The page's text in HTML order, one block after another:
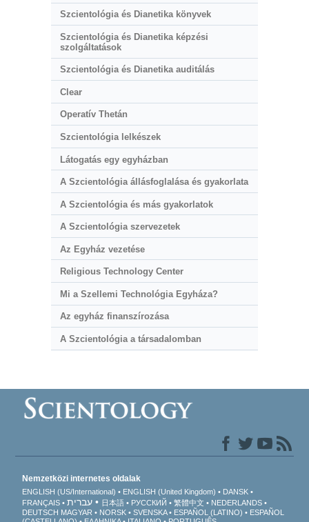
Szcientológia és Dianetika könyvek
Szcientológia és Dianetika képzési
szolgáltatások
Szcientológia és Dianetika auditálás
Clear
Operatív Thetán
Szcientológia lelkészek
Látogatás egy egyházban
A Szcientológia állásfoglalása és gyakorlata
A Szcientológia és más gyakorlatok
A Szcientológia szervezetek
Az Egyház vezetése
Religious Technology Center
Mi a Szellemi Technológia Egyháza?
Az egyház finanszírozása
A Szcientológia a társadalomban
Nemzetközi internetes oldalak
ENGLISH (US/International) ENGLISH (United Kingdom)
DANSK
FRANÇAIS
עברית 日本語 РУССКИЙ 繁體中文
NEDERLANDS
DEUTSCH MAGYAR NORSK SVENSKA ESPAÑOL (LATINO)
ESPAÑOL